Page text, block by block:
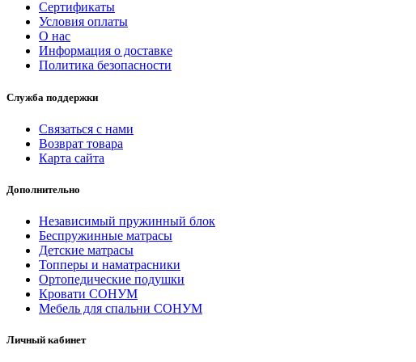
Сертификаты
Условия оплаты
О нас
Информация о доставке
Политика безопасности
Служба поддержки
Связаться с нами
Возврат товара
Карта сайта
Дополнительно
Независимый пружинный блок
Беспружинные матрасы
Детские матрасы
Топперы и наматрасники
Ортопедические подушки
Кровати СОНУМ
Мебель для спальни СОНУМ
Личный кабинет